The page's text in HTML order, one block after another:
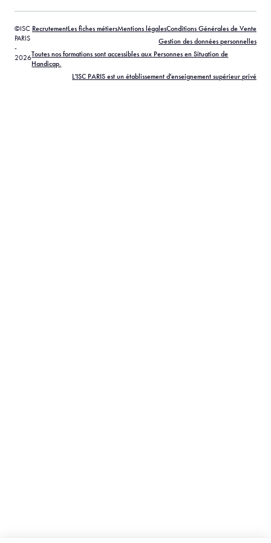
©ISC
PARIS
-
2026
RecrutementLes fiches métiersMentions légalesConditions Générales de Vente
Gestion des données personnelles
Toutes nos formations sont accessibles aux Personnes en Situation de
Handicap.
L'ISC PARIS est un établissement d'enseignement supérieur privé